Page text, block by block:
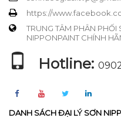
https://
TRUNG TÂM PHÂN
NIPPONPAINT CHÍNH
Hotline:
DANH SÁCH ĐẠI LÝ SƠN